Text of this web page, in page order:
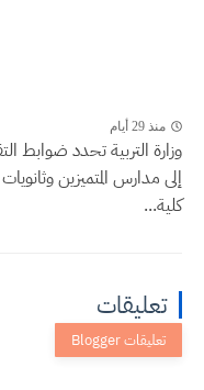
منذ 29 أيام
وزارة التربية تحدد ضوابط
إلى مدارس المتميزين وثانويات
كلية...
تعليقات